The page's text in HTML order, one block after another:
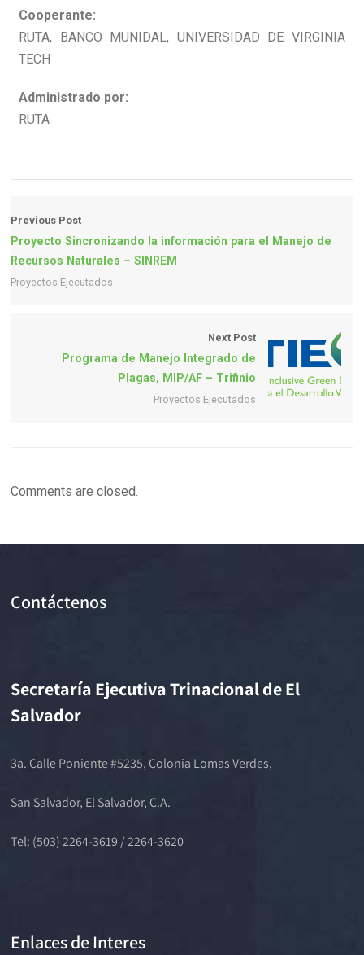
Cooperante:
RUTA, BANCO MUNIDAL, UNIVERSIDAD DE VIRGINIA
TECH
Administrado por:
RUTA
Previous Post
Proyecto Sincronizando la información para el Manejo de
Recursos Naturales – SINREM
Proyectos Ejecutados
Next Post
Programa de Manejo Integrado de
Plagas, MIP/AF – Trifinio
Proyectos Ejecutados
Comments are closed.
Contáctenos
Secretaría Ejecutiva Trinacional de El
Salvador
3a. Calle Poniente #5235, Colonia Lomas Verdes,
San Salvador, El Salvador, C.A.
Tel: (503) 2264-3619 / 2264-3620
Enlaces de Interes